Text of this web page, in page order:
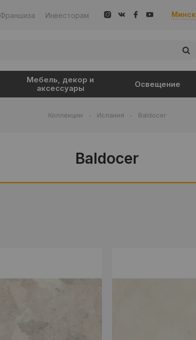
Франшиза Инвесторам Минск
Мебель, декор и
аксессуары
Освещение
Коллекции - Испания - Baldocer
Baldocer